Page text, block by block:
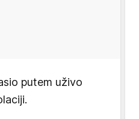
putem uživo